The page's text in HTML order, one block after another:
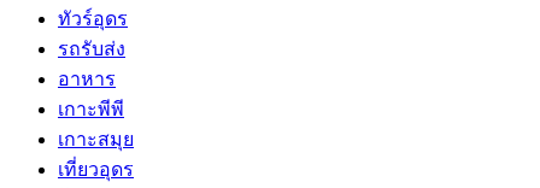
ทัวร์อุดร
รถรับส่ง
อาหาร
เกาะพีพี
เกาะสมุย
เที่ยวอุดร